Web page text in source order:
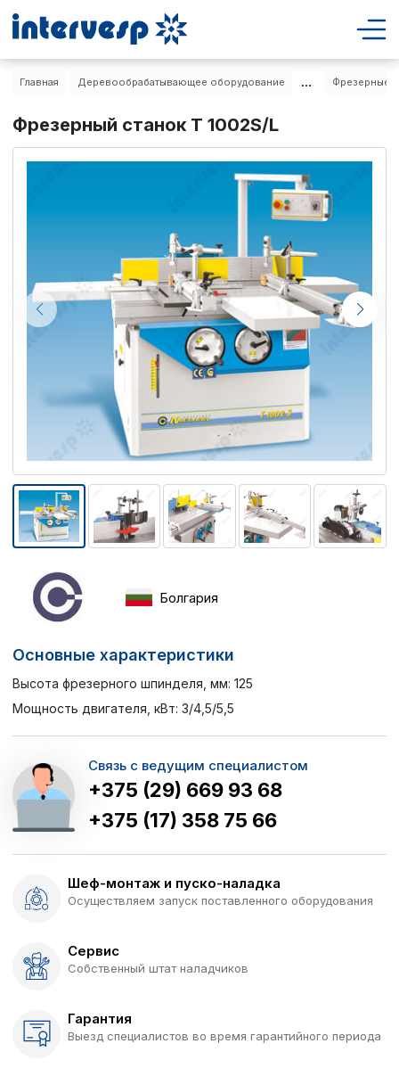
Главная Деревообрабатывающее оборудование ... Фрезерные
Фрезерный станок T 1002S/L
Болгария
Основные характеристики
Высота фрезерного шпинделя, мм: 125
Мощность двигателя, кВт: 3/4,5/5,5
Связь с ведущим специалистом
+375 (29) 669 93 68
+375 (17) 358 75 66
Шеф-монтаж и пуско-наладка
Осуществляем запуск поставленного оборудования
Сервис
Собственный штат наладчиков
Гарантия
Выезд специалистов во время гарантийного периода